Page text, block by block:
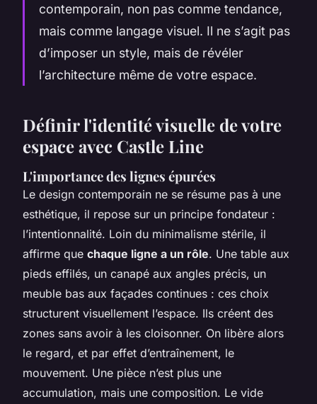
contemporain, non pas comme tendance,
mais comme langage visuel. Il ne s’agit pas
d’imposer un style, mais de révéler
l’architecture même de votre espace.
Définir l'identité visuelle de votre
espace avec Castle Line
L'importance des lignes épurées
Le design contemporain ne se résume pas à une
esthétique, il repose sur un principe fondateur :
l’intentionnalité. Loin du minimalisme stérile, il
affirme que chaque ligne a un rôle. Une table aux
pieds effilés, un canapé aux angles précis, un
meuble bas aux façades continues : ces choix
structurent visuellement l’espace. Ils créent des
zones sans avoir à les cloisonner. On libère alors
le regard, et par effet d’entraînement, le
mouvement. Une pièce n’est plus une
accumulation, mais une composition. Le vide